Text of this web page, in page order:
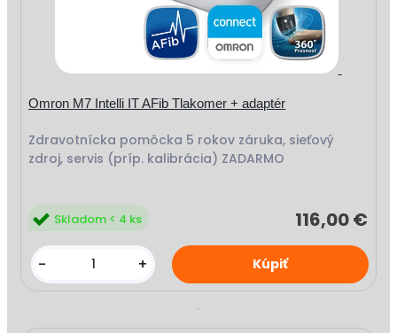
Omron M7 Intelli IT AFib Tlakomer + adaptér
Zdravotnícka pomôcka 5 rokov záruka, sieťový
zdroj, servis (príp. kalibrácia) ZADARMO
116,00 €
Skladom < 4 ks
- +